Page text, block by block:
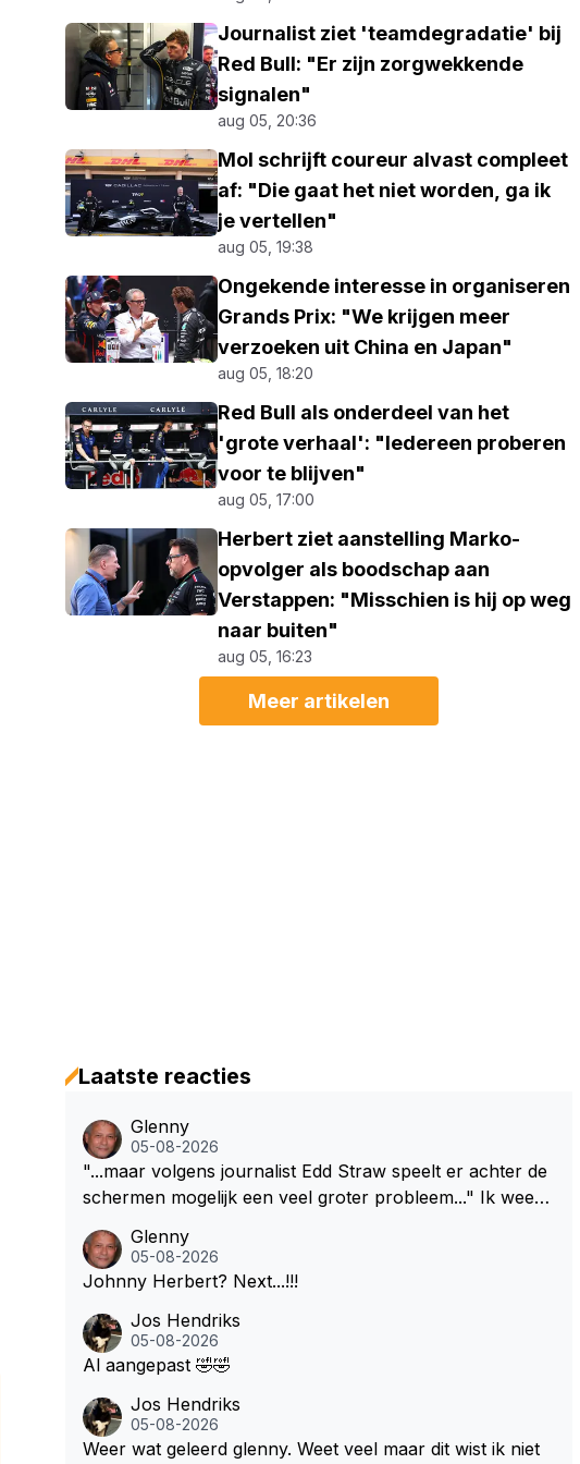
Journalist ziet 'teamdegradatie' bij
Red Bull: "Er zijn zorgwekkende
signalen"
aug 05, 20:36
Mol schrijft coureur alvast compleet
af: "Die gaat het niet worden, ga ik
je vertellen"
aug 05, 19:38
Ongekende interesse in organiseren
Grands Prix: "We krijgen meer
verzoeken uit China en Japan"
aug 05, 18:20
Red Bull als onderdeel van het
'grote verhaal': "Iedereen proberen
voor te blijven"
aug 05, 17:00
Herbert ziet aanstelling Marko-
opvolger als boodschap aan
Verstappen: "Misschien is hij op weg
naar buiten"
aug 05, 16:23
Meer artikelen
Laatste reacties
Glenny
05-08-2026
"...maar volgens journalist Edd Straw speelt er achter de
schermen mogelijk een veel groter probleem..." Ik weet
Glenny
05-08-2026
Johnny Herbert? Next...!!!
Jos Hendriks
05-08-2026
Al aangepast 🤣🤣
Jos Hendriks
05-08-2026
Weer wat geleerd glenny. Weet veel maar dit wist ik niet